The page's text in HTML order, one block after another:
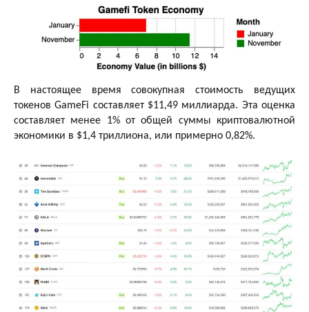
В настоящее время совокупная стоимость ведущих
токенов GameFi составляет $11,49 миллиарда. Эта оценка
составляет менее 1% от общей суммы криптовалютной
экономики в $1,4 триллиона, или примерно 0,82%.